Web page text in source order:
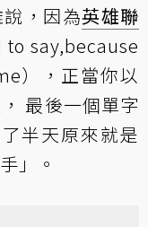
，因為英雄聯
say,because
），正當你以
最後一個單字
半天原來就是
」。